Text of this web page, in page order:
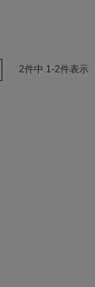
2件中 1-2件表示